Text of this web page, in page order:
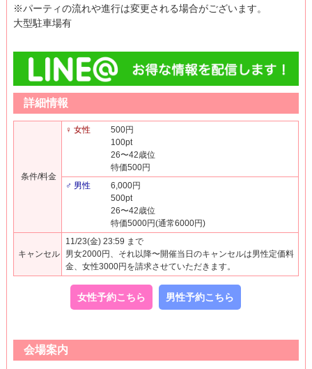
※パーティの流れや進行は変更される場合がございます。
大型駐車場有
詳細情報
条件/料金
♀ 女性
500円
100pt
26〜42歳位
特価500円
♂ 男性
6,000円
500pt
26〜42歳位
特価5000円(通常6000円)
キャンセル
11/23(金) 23:59 まで
男女2000円、それ以降〜開催当日のキャンセルは男性定価料
金、女性3000円を請求させていただきます。
女性予約こちら 男性予約こちら
会場案内